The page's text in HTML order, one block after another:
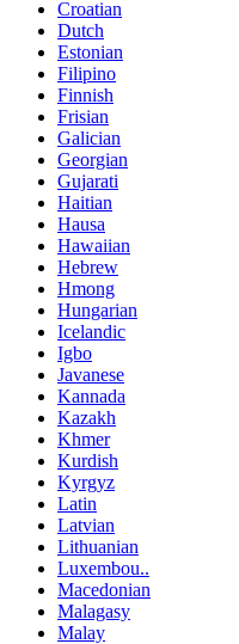
Croatian
Dutch
Estonian
Filipino
Finnish
Frisian
Galician
Georgian
Gujarati
Haitian
Hausa
Hawaiian
Hebrew
Hmong
Hungarian
Icelandic
Igbo
Javanese
Kannada
Kazakh
Khmer
Kurdish
Kyrgyz
Latin
Latvian
Lithuanian
Luxembou..
Macedonian
Malagasy
Malay